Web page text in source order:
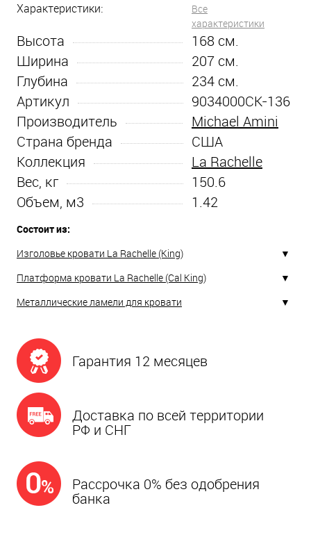
Характеристики:
Все
характеристики
Высота 168 см.
Ширина
207 см.
Глубина
234 см.
Артикул
9034000CK-136
Производитель
Michael Amini
Страна бренда
США
Коллекция
La Rachelle
Вес, кг
150.6
Объем, м3
1.42
Состоит из:
Изголовье кровати La Rachelle (King)
Платформа кровати La Rachelle (Cal King)
Металлические ламели для кровати
Гарантия 12 месяцев
Доставка по всей территории
РФ и СНГ
Рассрочка 0% без одобрения
банка